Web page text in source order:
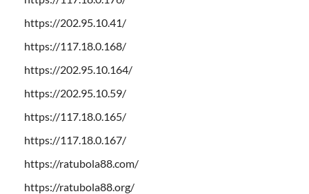
https://202.95.10.41/
https://117.18.0.168/
https://202.95.10.164/
https://202.95.10.59/
https://117.18.0.165/
https://117.18.0.167/
https://ratubola88.com/
https://ratubola88.org/